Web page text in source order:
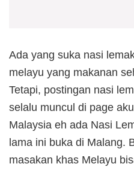
Ada yang suka nasi
melayu yang makanan
Tetapi, postingan nasi
selalu muncul di page
Malaysia eh ada Nasi
lama ini buka di Malang.
masakan khas Melayu